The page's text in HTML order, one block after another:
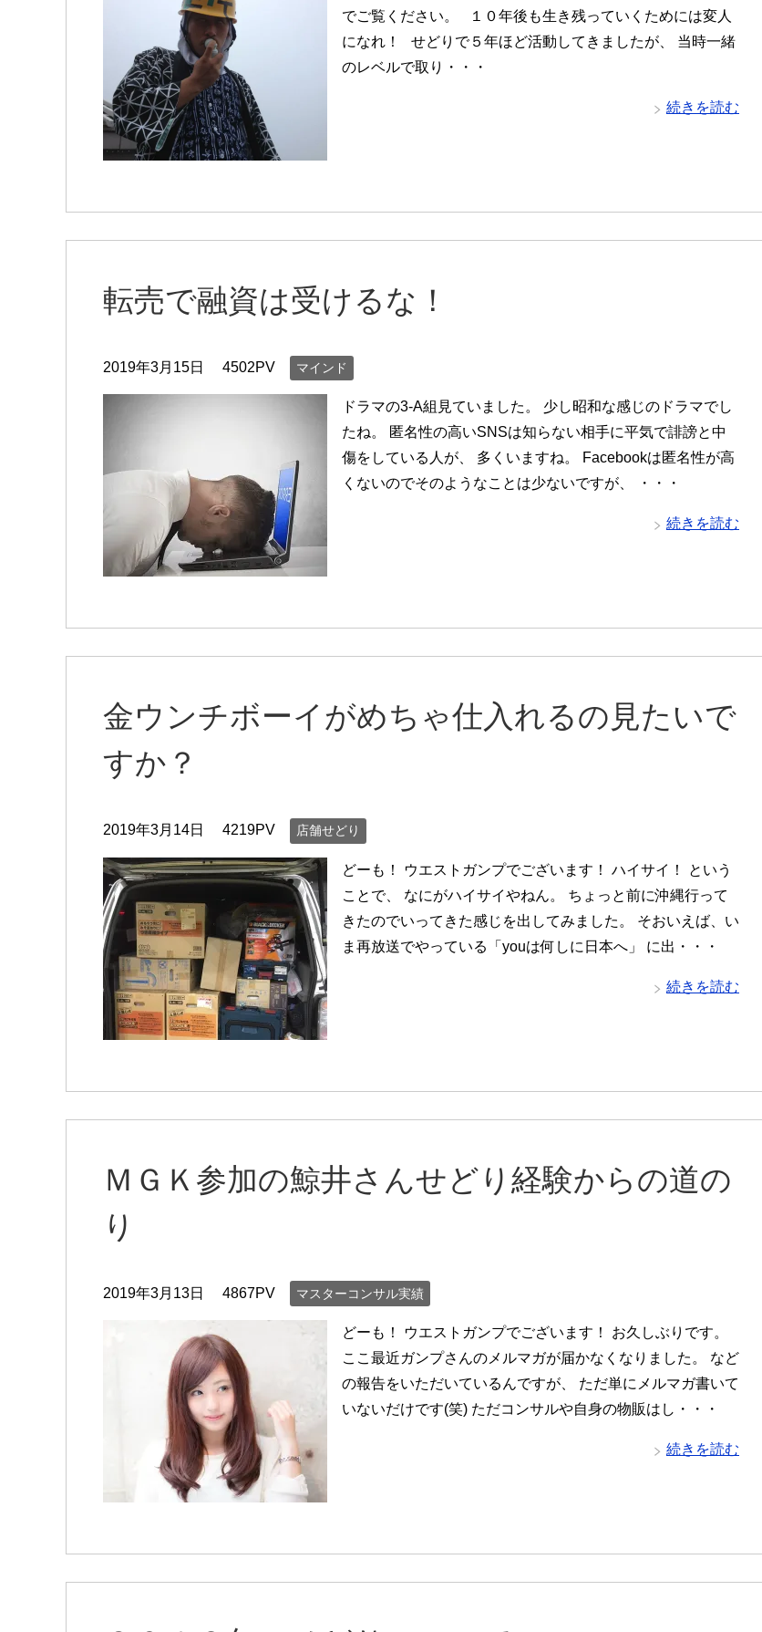
でご覧ください。 １０年後も生き残っていくためには変人
になれ！ せどりで５年ほど活動してきましたが、 当時一緒
のレベルで取り・・・
続きを読む
転売で融資は受けるな！
2019年3月15日 4502PV マインド
ドラマの3-A組見ていました。 少し昭和な感じのドラマでし
たね。 匿名性の高いSNSは知らない相手に平気で誹謗と中
傷をしている人が、 多くいますね。 Facebookは匿名性が高
くないのでそのようなことは少ないですが、 ・・・
続きを読む
金ウンチボーイがめちゃ仕入れるの見たいで
すか？
2019年3月14日 4219PV 店舗せどり
どーも！ ウエストガンプでございます！ ハイサイ！ という
ことで、 なにがハイサイやねん。 ちょっと前に沖縄行って
きたのでいってきた感じを出してみました。 そおいえば、い
ま再放送でやっている「youは何しに日本へ」 に出・・・
続きを読む
ＭＧＫ参加の鯨井さんせどり経験からの道の
り
2019年3月13日 4867PV マスターコンサル実績
どーも！ ウエストガンプでございます！ お久しぶりです。
ここ最近ガンプさんのメルマガが届かなくなりました。 など
の報告をいただいているんですが、 ただ単にメルマガ書いて
いないだけです(笑) ただコンサルや自身の物販はし・・・
続きを読む